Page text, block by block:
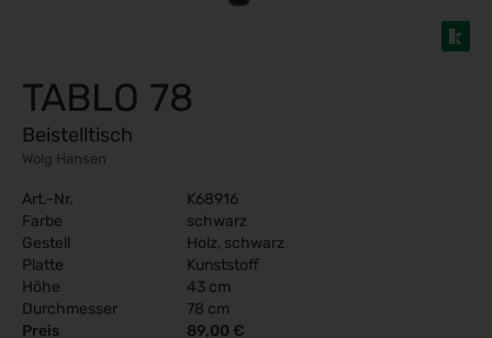
TABLO 78
Beistelltisch
Wolg Hansen
Art.-Nr.
K68916
Farbe
schwarz
Gestell
Holz, schwarz
Platte
Kunststoff
Höhe
43 cm
Durchmesser
78 cm
Preis
89,00 €